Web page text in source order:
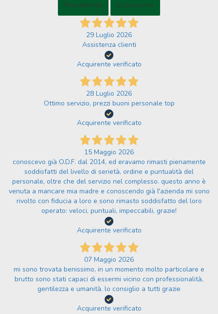
Precedente
Successivo
29 Luglio 2026
Assistenza clienti
Acquirente verificato
28 Luglio 2026
Ottimo servizio, prezzi buoni personale top
Acquirente verificato
15 Maggio 2026
conoscevo già O.D.F. dal 2014, ed eravamo rimasti pienamente
soddisfatti del livello di serietà, ordine e puntualità del
personale, oltre che del servizio nel complesso. questo anno è
venuta a mancare mia madre e conoscendo già l'azienda mi sono
rivolto con fiducia a loro e sono rimasto soddisfatto del loro
operato: veloci, puntuali, impeccabili, grazie!
Acquirente verificato
07 Maggio 2026
mi sono trovata benissimo, in un momento molto particolare e
brutto sono stati capaci di essermi vicino con professionalità,
gentilezza e umanità. lo consiglio a tutti grazie
Acquirente verificato